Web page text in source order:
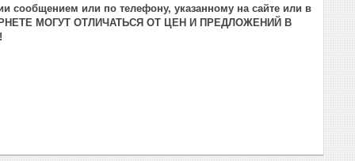
сообщением или по телефону, указанному на сайте или в
МОГУТ ОТЛИЧАТЬСЯ ОТ ЦЕН И ПРЕДЛОЖЕНИЙ В